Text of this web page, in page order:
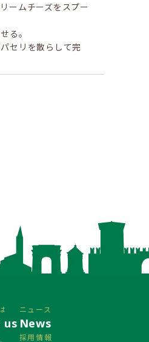
ームチーズをスプー
る。
セリを散らして完
us
ニュース
News
採用情報